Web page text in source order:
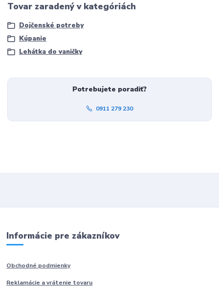
Tovar zaradený v kategóriách
Dojčenské potreby
Kúpanie
Lehátka do vaničky
Potrebujete poradiť?
0911 279 230
Informácie pre zákazníkov
Obchodné podmienky
Reklamácie a vrátenie tovaru